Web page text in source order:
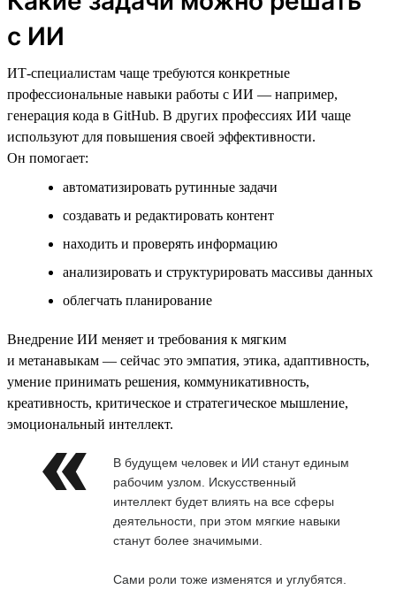
с ИИ
ИТ-специалистам чаще требуются конкретные
профессиональные навыки работы с ИИ — например,
генерация кода в GitHub. В других профессиях ИИ чаще
используют для повышения своей эффективности.
Он помогает:
автоматизировать рутинные задачи
создавать и редактировать контент
находить и проверять информацию
анализировать и структурировать массивы данных
облегчать планирование
Внедрение ИИ меняет и требования к мягким
и метанавыкам — сейчас это эмпатия, этика, адаптивность,
умение принимать решения, коммуникативность,
креативность, критическое и стратегическое мышление,
эмоциональный интеллект.
В будущем человек и ИИ станут единым
рабочим узлом. Искусственный
интеллект будет влиять на все сферы
деятельности, при этом мягкие навыки
станут более значимыми.
Сами роли тоже изменятся и углубятся.